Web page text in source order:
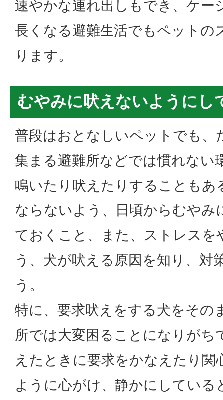
速やかな連れ出しもでき、ケー
長くなる避難生活でもペットの
ります。
むやみに吠えないようにし
普段はおとなしいペットでも、
集まる避難所などでは慣れない
鳴いたり吠えたりすることもあ
ならないよう、日頃からむやみ
ておくこと、また、ストレスを
う、犬が吠える原因を知り、対
う。
特に、要求吠えをする犬をその
所では大変困ることになりがち
えたときに要求をかなえたり関
ように心がけ、静かにしている